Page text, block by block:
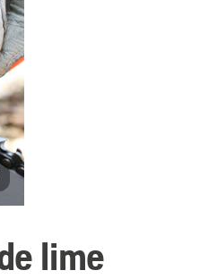
lime